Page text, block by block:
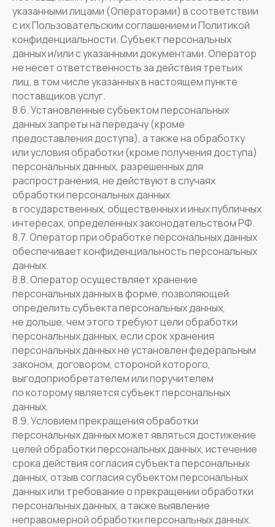
указанными лицами (Операторами) в соответствии
с их Пользовательским соглашением и Политикой
конфиденциальности. Субъект персональных
данных и/или с указанными документами. Оператор
не несет ответственность за действия третьих
лиц, в том числе указанных в настоящем пункте
поставщиков услуг.
8.6. Установленные субъектом персональных
данных запреты на передачу (кроме
предоставления доступа), а также на обработку
или условия обработки (кроме получения доступа)
персональных данных, разрешенных для
распространения, не действуют в случаях
обработки персональных данных
в государственных, общественных и иных публичных
интересах, определенных законодательством РФ.
8.7. Оператор при обработке персональных данных
обеспечивает конфиденциальность персональных
данных.
8.8. Оператор осуществляет хранение
персональных данных в форме, позволяющей
определить субъекта персональных данных,
не дольше, чем этого требуют цели обработки
персональных данных, если срок хранения
персональных данных не установлен федеральным
законом, договором, стороной которого,
выгодоприобретателем или поручителем
по которому является субъект персональных
данных.
8.9. Условием прекращения обработки
персональных данных может являться достижение
целей обработки персональных данных, истечение
срока действия согласия субъекта персональных
данных, отзыв согласия субъектом персональных
данных или требование о прекращении обработки
персональных данных, а также выявление
неправомерной обработки персональных данных.